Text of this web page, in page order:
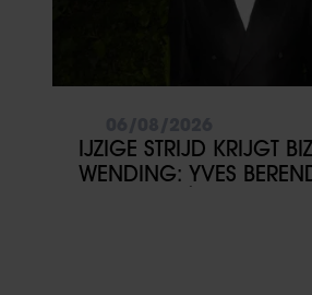
IJZIGE STRIJD KRIJGT
WENDING: YVES